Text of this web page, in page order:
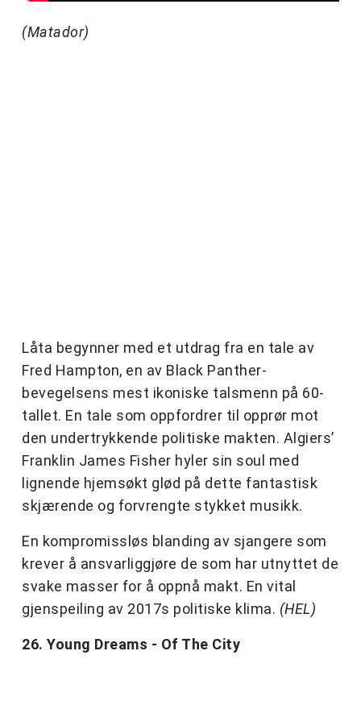
(Matador)
Låta begynner med et utdrag fra en tale av
Fred Hampton, en av Black Panther-
bevegelsens mest ikoniske talsmenn på 60-
tallet. En tale som oppfordrer til opprør mot
den undertrykkende politiske makten. Algiers’
Franklin James Fisher hyler sin soul med
lignende hjemsøkt glød på dette fantastisk
skjærende og forvrengte stykket musikk.
En kompromissløs blanding av sjangere som
krever å ansvarliggjøre de som har utnyttet de
svake masser for å oppnå makt. En vital
gjenspeiling av 2017s politiske klima. (HEL)
26. Young Dreams - Of The City